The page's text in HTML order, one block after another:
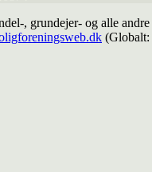
, grundejer- og alle
(Globalt: